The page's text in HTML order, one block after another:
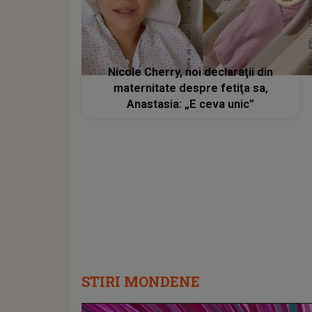
Nicole Cherry, noi declaraţii din
maternitate despre fetiţa sa,
Anastasia: „E ceva unic”
STIRI MONDENE